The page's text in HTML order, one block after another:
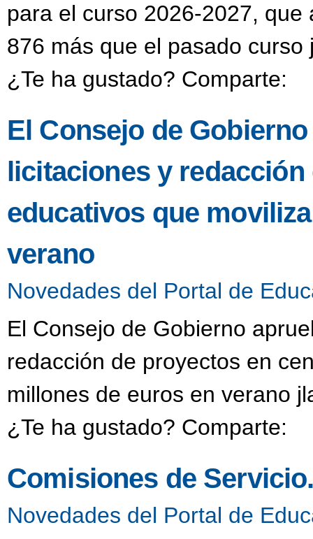
para el curso 2026-2027,
876 más que el pasado
¿Te ha gustado? Comparte:
El Consejo de
licitaciones y
educativos que
verano
Novedades del Portal de
El Consejo de Gobierno
redacción de proyectos en
millones de euros en verano
¿Te ha gustado? Comparte:
Comisiones de
Novedades del Portal de